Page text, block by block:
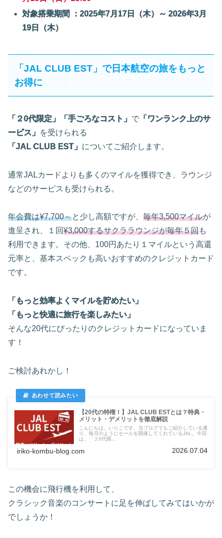
対象搭乗期間 ：2025年7月17日（木）～ 2026年3月
19日（木）
「JAL CLUB EST」で日本航空の旅をもっと
お得に
「２0代限定」 「手ごろなコスト」 で 「ワンランク上のサ
ービス」 を受けられる
「JAL CLUB EST」 についてご紹介します。
通常JALカードよりも多くのマイルを獲得でき、ラウンジ
などのサービスも受けられる。
年会費は¥7,700～と少し高額ですが、 毎年3,500マイルが
進呈され、１回¥3,000するサクララウンジが毎年５回も
利用できます。その他、100円あたり１マイルという高還
元率と、基本スペックも高いおすすめのクレジットカード
です。
「もっと効率よくマイルを貯めたい」
「もっと快適に旅行を楽しみたい」
そんな20代にぴったりのクレジットカードになっていま
す！
ご検討あれかし！
【20代の特権！】JAL CLUB ESTとは？特典・
メリット・デメリットを徹底解説
こんにちは。いりこです。当ブログでもご紹介している通
り、毎月のようにセールを開催してくれているJAL。今回
は、「２0代限...
iriko-kombu-blog.com 2026.07.04
この機会に飛行機を利用して、
クラシック音楽のコンサートに足を伸ばしてみてはいかが
でしょうか！